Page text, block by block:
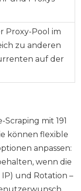
Proxy-Pool im
zu anderen
auf der
mit 191
können flexible
anpassen:
wenn die
und Rotation –